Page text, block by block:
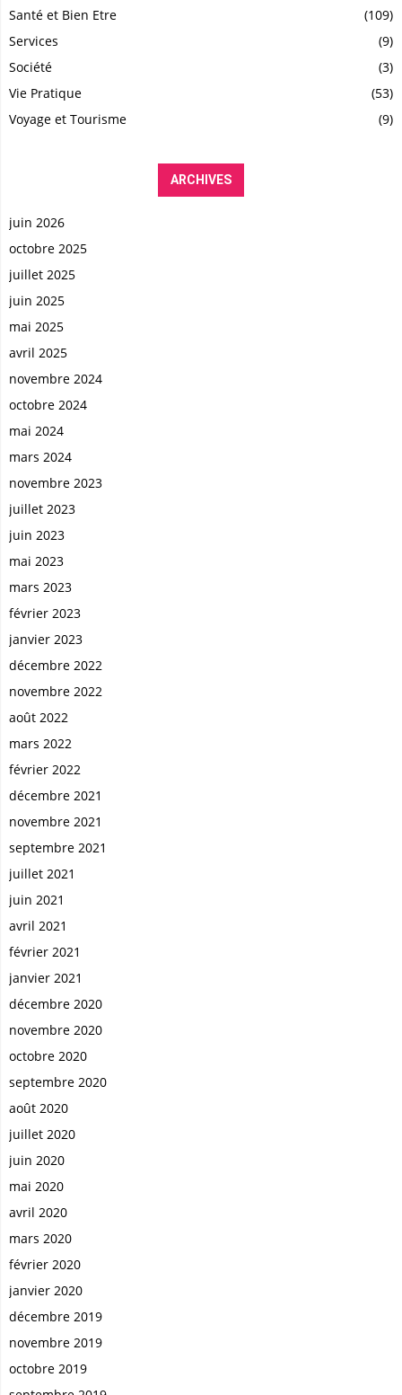
Santé et Bien Etre
(109)
Services
(9)
Société
(3)
Vie Pratique
(53)
Voyage et Tourisme
(9)
ARCHIVES
juin 2026
octobre 2025
juillet 2025
juin 2025
mai 2025
avril 2025
novembre 2024
octobre 2024
mai 2024
mars 2024
novembre 2023
juillet 2023
juin 2023
mai 2023
mars 2023
février 2023
janvier 2023
décembre 2022
novembre 2022
août 2022
mars 2022
février 2022
décembre 2021
novembre 2021
septembre 2021
juillet 2021
juin 2021
avril 2021
février 2021
janvier 2021
décembre 2020
novembre 2020
octobre 2020
septembre 2020
août 2020
juillet 2020
juin 2020
mai 2020
avril 2020
mars 2020
février 2020
janvier 2020
décembre 2019
novembre 2019
octobre 2019